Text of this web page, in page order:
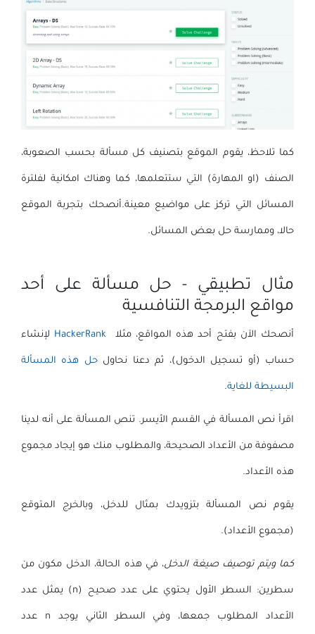
كما تلاحظ، يقوم الموقع بتصنيف كل مسألة بحسب الصعوبة،
الصنف (او المهارة) التي ستتعلمها، كما وهناك امكانية لفلترة
المسائل التي تركز على مواضيع معينة.أنصحك بتجربة الموقع
حالا، وممارسة حل بعض المسائل.
مثال تطبيقي - حل مسألة على أحد
مواقع البرمجة التنافسية
أنصحك الآن بفتح أحد هذه المواقع، مثلا HackerRank لإنشاء
حساب (أو تسجيل الدخول)، ثم دعنا نحاولحل هذه المسألة
البسيطة للغاية.
اقرأ نص المسألة في القسم الأيسر. تنص المسألة على أنه لدينا
مصفوفة من الأعداد الصحيحة، والمطلوب منك هو إيجاد مجموع
هذه الأعداد.
يقوم نص المسألة بتزويدك بمثال للدخل، وبالخرج المتوقع
(مجموع الأعداد).
كما ويتم توصيف صيغة الدخل، في هذه الحالة، الدخل مكون من
سطرين: السطر الأول يحتوي على عدد صحيح (n) يمثل عدد
الأعداد المطلوب جمعها، وفي السطر الثاني يوجد n عدد